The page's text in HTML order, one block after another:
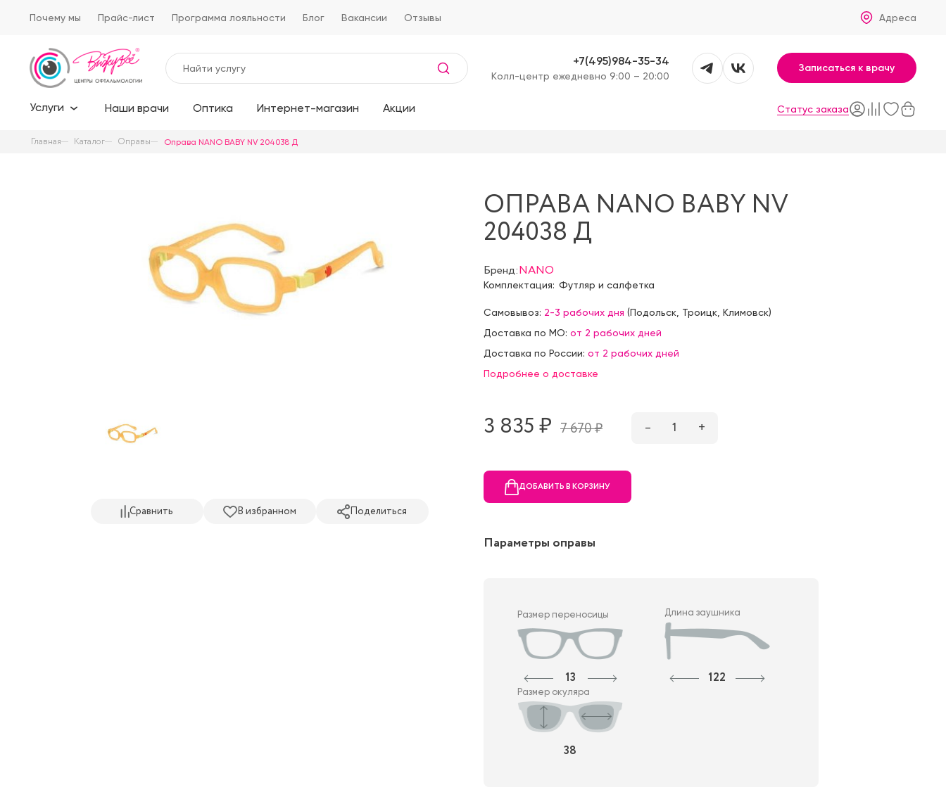
Почему мы Прайс-лист Программа лояльности Блог Вакансии Отзывы Адреса
+7(495)984-35-34
Kолл-центр ежедневно 9:00 – 20:00
Записаться к врачу
Услуги Наши врачи Оптика Интернет-магазин Акции Статус заказа
Главная Каталог Оправы Оправа NANO BABY NV 204038 Д
Сравнить В избранном Поделиться
ОПРАВА NANO BABY NV
204038 Д
Бренд:NANO
Комплектация: Футляр и салфетка
Самовывоз: 2-3 рабочих дня (Подольск, Троицк, Климовск)
Доставка по МО: от 2 рабочих дней
Доставка по России: от 2 рабочих дней
Подробнее о доставке
3 835 ₷ 7 670 ₷ – 1 +
ДОБАВИТЬ В КОРЗИНУ
Параметры оправы
Размер переносицы
13
Длина заушника
122
Размер окуляра
38